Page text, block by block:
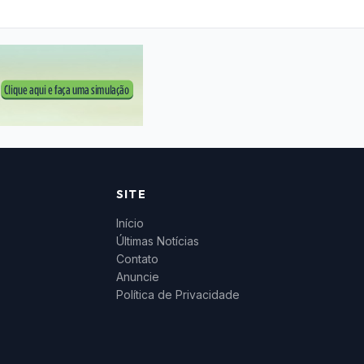
SITE
Início
Últimas Notícias
Contato
Anuncie
Política de Privacidade